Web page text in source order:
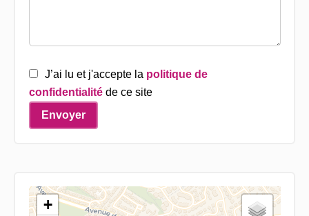
J’ai lu et j'accepte la politique de
confidentialitéde ce site
Envoyer
+